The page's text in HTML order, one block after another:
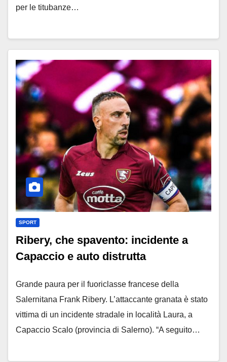
per le titubanze…
SPORT
Ribery, che spavento: incidente a
Capaccio e auto distrutta
Grande paura per il fuoriclasse francese della
Salernitana Frank Ribery. L’attaccante granata è stato
vittima di un incidente stradale in località Laura, a
Capaccio Scalo (provincia di Salerno). “A seguito…